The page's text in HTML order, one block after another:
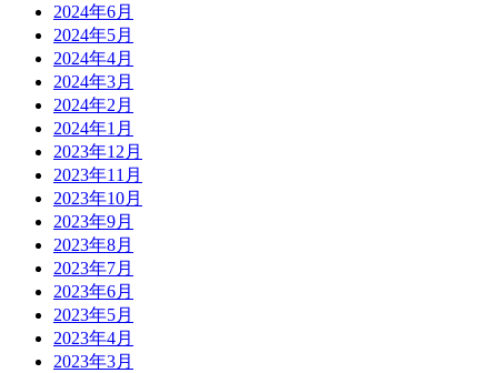
2024年6月
2024年5月
2024年4月
2024年3月
2024年2月
2024年1月
2023年12月
2023年11月
2023年10月
2023年9月
2023年8月
2023年7月
2023年6月
2023年5月
2023年4月
2023年3月